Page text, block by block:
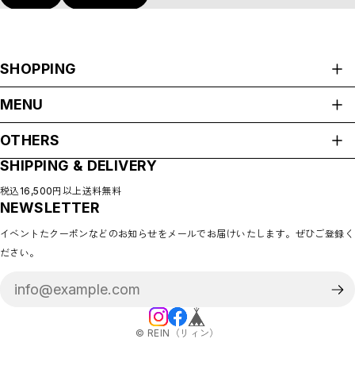
SHOPPING
NEW ARRIVAL
◇SALE
◇BABY
◇GOODS
◇BABY&KIDS VINTAGE
MENU
SHOP GUIDE
PAYMENT METHODS
BLOG
LOGIN
CONTACT
OTHERS
プライバシーポリシー
特定商取引法に基づく表記
会員規約
SHIPPING & DELIVERY
税込16,500円以上送料無料
NEWSLETTER
イベントたクーポンなどのお知らせをメールでお届けいたします。ぜひご登録く
ださい。
©︎ REIN（リィン）